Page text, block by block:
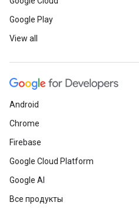
Google Play
View all
Android
Chrome
Firebase
Google Cloud Platform
Google AI
Все продукты